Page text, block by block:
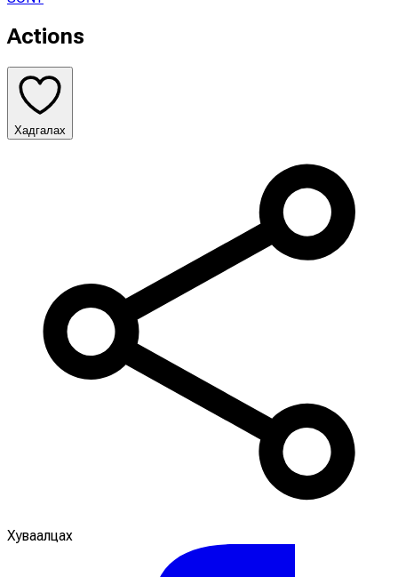
Actions
Хадгалах
Хуваалцах